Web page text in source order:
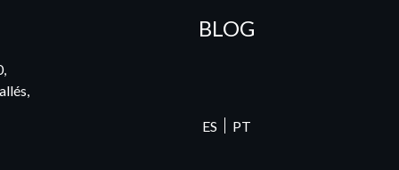
BLOG
ES PT